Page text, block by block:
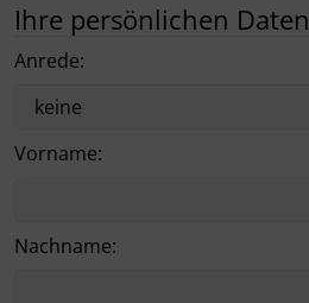
Ihre persönlichen Daten
Anrede:
Vorname:
Nachname:
Fototassen
Fussball
Namenstassen
Werbeartikel